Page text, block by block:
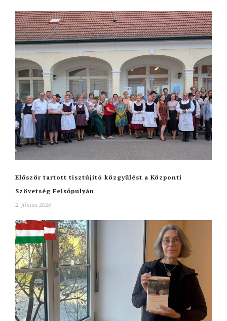
Először tartott tisztújító közgyűlést a Központi
Szövetség Felsőpulyán
2. június 2026